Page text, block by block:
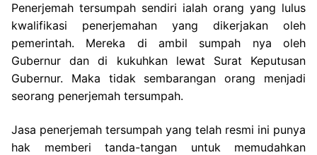
Penerjemah tersumpah sendiri ialah orang yang lulus
kwalifikasi penerjemahan yang dikerjakan oleh
pemerintah. Mereka di ambil sumpah nya oleh
Gubernur dan di kukuhkan lewat Surat Keputusan
Gubernur. Maka tidak sembarangan orang menjadi
seorang penerjemah tersumpah.
Jasa penerjemah tersumpah yang telah resmi ini punya
hak memberi tanda-tangan untuk memudahkan